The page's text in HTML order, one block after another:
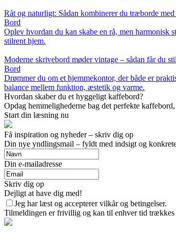
Råt og naturligt: Sådan kombinerer du træborde med
Bord
Oplev hvordan du kan skabe en rå, men harmonisk
stilrent hjem.
Moderne skrivebord møder vintage – sådan får du
Bord
Drømmer du om et hjemmekontor, der både er
balance mellem funktion, æstetik og varme.
Hvordan skaber du et hyggeligt kaffebord?
Opdag hemmelighederne bag det perfekte
Start din læsning nu
Få inspiration og nyheder – skriv dig op
Din nye yndlingsmail – fyldt med indsigt og
Din e-mailadresse
Skriv dig op
Dejligt at have dig med!
Jeg har læst og accepterer vilkår og betingelser.
Tilmeldingen er frivillig og kan til enhver tid